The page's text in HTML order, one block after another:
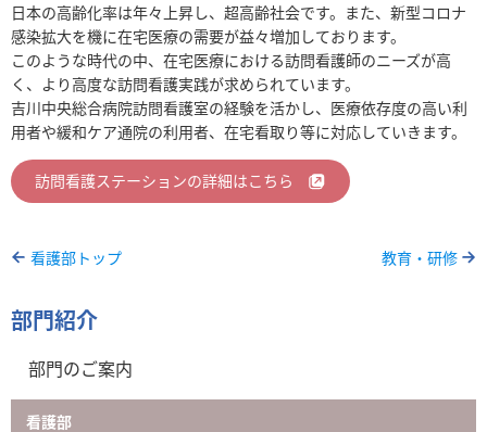
部門紹介
部門のご案内
看護部
日本の高齢化率は年々上昇し、超高齢社会です。また、新型コロナ
感染拡大を機に在宅医療の需要が益々増加しております。
このような時代の中、在宅医療における訪問看護師のニーズが高
く、より高度な訪問看護実践が求められています。
吉川中央総合病院訪問看護室の経験を活かし、医療依存度の高い利
用者や緩和ケア通院の利用者、在宅看取り等に対応していきます。
訪問看護ステーションの詳細はこちら
看護部トップ 教育・研修